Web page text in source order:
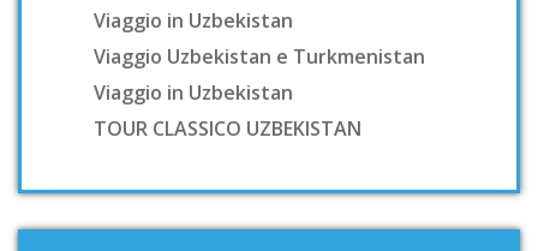
Viaggio in Uzbekistan
Viaggio Uzbekistan e Turkmenistan
Viaggio in Uzbekistan
TOUR CLASSICO UZBEKISTAN